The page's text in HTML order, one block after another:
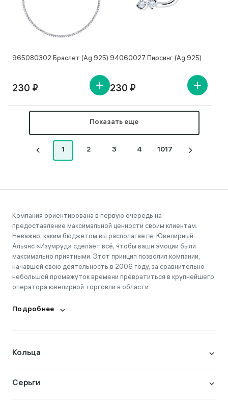
965080302 Браслет (Ag 925)
230 ₽
94060027 Пирсинг (Ag 925)
230 ₽
Показать еще
1 2 3 4 1017
Компания ориентирована в первую очередь на
предоставление максимальной ценности своим клиентам.
Неважно, каким бюджетом вы располагаете, Ювелирный
Альянс «Изумруд» сделает всё, чтобы ваши эмоции были
максимально приятными. Этот принцип позволил компании,
начавшей свою деятельность в 2006 году, за сравнительно
небольшой промежуток времени превратиться в крупнейшего
оператора ювелирной торговли в области.
Подробнее
Кольца
Серьги